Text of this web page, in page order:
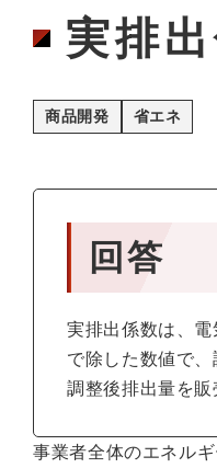
実排
商品開発 省エネ
回答
実排出係数は、
で除した数値で
調整後排出量を販
事業者全体のエネル